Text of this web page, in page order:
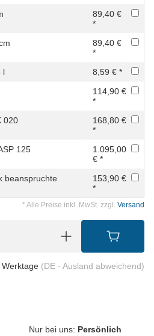
89,40 €
*
89,40 €
*
l
8,59 € *
114,90 €
*
020
168,80 €
*
125
1.095,00
€ *
beanspruchte
153,90 €
*
* Alle Preise inkl. MwSt. zzgl. Versand
(DE - Ausland abweichend)
Nur bei uns: Persönlich